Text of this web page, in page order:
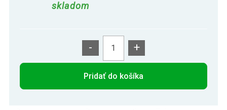
skladom
- +
Pridať do košíka